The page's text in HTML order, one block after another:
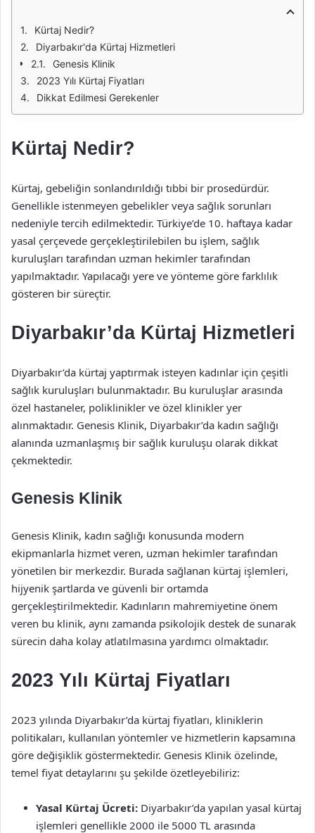
Kürtaj Nedir?
Diyarbakır'da Kürtaj Hizmetleri
Genesis Klinik
2023 Yılı Kürtaj Fiyatları
Dikkat Edilmesi Gerekenler
Kürtaj Nedir?
Kürtaj, gebeliğin sonlandırıldığı tıbbi bir prosedürdür.
Genellikle istenmeyen gebelikler veya sağlık sorunları
nedeniyle tercih edilmektedir. Türkiye’de 10. haftaya kadar
yasal çerçevede gerçekleştirilebilen bu işlem, sağlık
kuruluşları tarafından uzman hekimler tarafından
yapılmaktadır. Yapılacağı yere ve yönteme göre farklılık
gösteren bir süreçtir.
Diyarbakır’da Kürtaj Hizmetleri
Diyarbakır’da kürtaj yaptırmak isteyen kadınlar için çeşitli
sağlık kuruluşları bulunmaktadır. Bu kuruluşlar arasında
özel hastaneler, poliklinikler ve özel klinikler yer
alınmaktadır. Genesis Klinik, Diyarbakır’da kadın sağlığı
alanında uzmanlaşmış bir sağlık kuruluşu olarak dikkat
çekmektedir.
Genesis Klinik
Genesis Klinik, kadın sağlığı konusunda modern
ekipmanlarla hizmet veren, uzman hekimler tarafından
yönetilen bir merkezdir. Burada sağlanan kürtaj işlemleri,
hijyenik şartlarda ve güvenli bir ortamda
gerçekleştirilmektedir. Kadınların mahremiyetine önem
veren bu klinik, aynı zamanda psikolojik destek de sunarak
sürecin daha kolay atlatılmasına yardımcı olmaktadır.
2023 Yılı Kürtaj Fiyatları
2023 yılında Diyarbakır’da kürtaj fiyatları, kliniklerin
politikaları, kullanılan yöntemler ve hizmetlerin kapsamına
göre değişiklik göstermektedir. Genesis Klinik özelinde,
temel fiyat detaylarını şu şekilde özetleyebiliriz:
Yasal Kürtaj Ücreti: Diyarbakır’da yapılan yasal kürtaj
işlemleri genellikle 2000 ile 5000 TL arasında